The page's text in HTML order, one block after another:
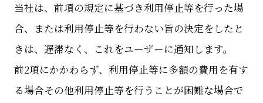
当社は、前項の規定に基づき利用停止等を行った場
合、または利用停止等を行わない旨の決定をしたと
きは、遅滞なく、これをユーザーに通知します。
前2項にかかわらず、利用停止等に多額の費用を有す
る場合その他利用停止等を行うことが困難な場合で